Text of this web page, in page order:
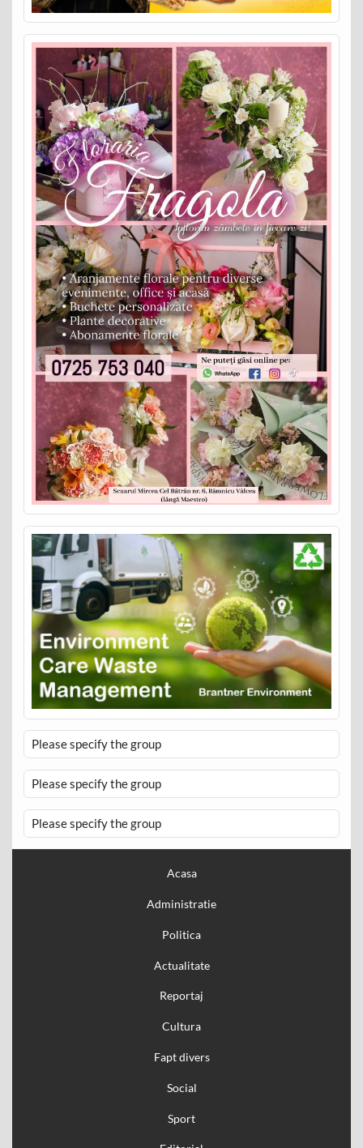
Please specify the group
Please specify the group
Please specify the group
Acasa
Administratie
Politica
Actualitate
Reportaj
Cultura
Fapt divers
Social
Sport